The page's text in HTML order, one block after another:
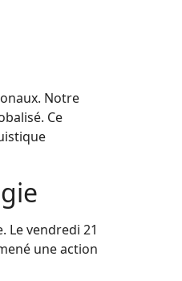
Notre
Ce
Le vendredi 21
une action